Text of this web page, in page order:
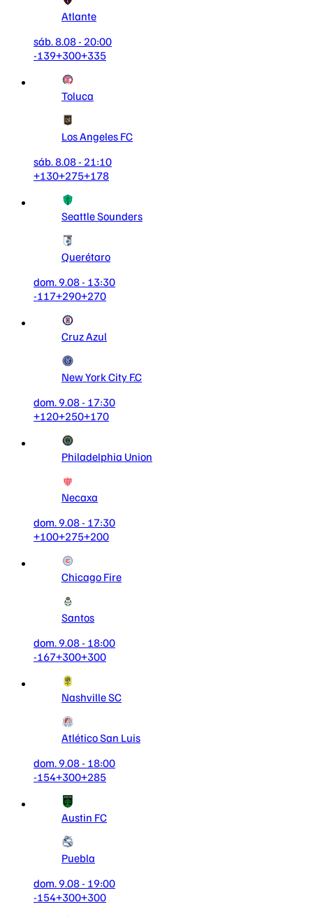
Atlante
sáb. 8.08 - 20:00
-139+300+335
Toluca
Los Angeles FC
sáb. 8.08 - 21:10
+130+275+178
Seattle Sounders
Querétaro
dom. 9.08 - 13:30
-117+290+270
Cruz Azul
New York City F.C
dom. 9.08 - 17:30
+120+250+170
Philadelphia Union
Necaxa
dom. 9.08 - 17:30
+100+275+200
Chicago Fire
Santos
dom. 9.08 - 18:00
-167+300+300
Nashville SC
Atlético San Luis
dom. 9.08 - 18:00
-154+300+285
Austin FC
Puebla
dom. 9.08 - 19:00
-154+300+300